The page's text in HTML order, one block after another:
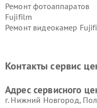
Ремонт фотоаппаратов
Fujifilm
Ремонт видеокамер
Контакты сервис
Адрес сервисного
г. Нижний Новгород,